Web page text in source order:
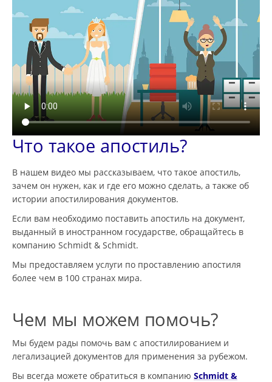
Что такое апостиль?
В нашем видео мы рассказываем, что такое апостиль,
зачем он нужен, как и где его можно сделать, а также об
истории апостилирования документов.
Если вам необходимо поставить апостиль на документ,
выданный в иностранном государстве, обращайтесь в
компанию Schmidt & Schmidt.
Мы предоставляем услуги по проставлению апостиля
более чем в 100 странах мира.
Чем мы можем помочь?
Мы будем рады помочь вам с апостилированием и
легализацией документов для применения за рубежом.
Вы всегда можете обратиться в компанию Schmidt &